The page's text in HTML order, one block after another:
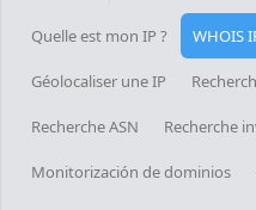
Quelle est mon IP ? WHOIS
Géolocaliser une IP
Recherche ASN Recherche
Monitorización de dominios